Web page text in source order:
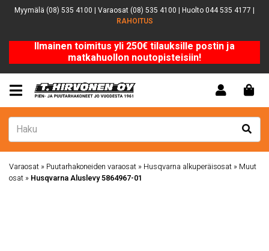
Myymälä (08) 535 4100 | Varaosat (08) 535 4100 | Huolto 044 535 4177 |
RAHOITUS
Ilmainen toimitus yli 250€ tilauksille postin ja
matkahuollon noutopisteisiin!
Varaosat » Puutarhakoneiden varaosat » Husqvarna alkuperäisosat » Muut
osat » Husqvarna Aluslevy 5864967-01